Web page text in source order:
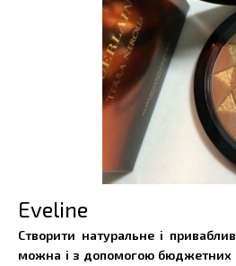
Eveline
Створити натуральне і
можна і з допомогою бюджетних